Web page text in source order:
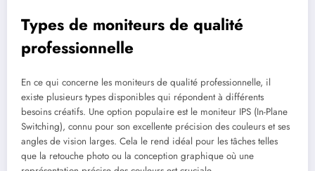
Types de moniteurs de qualité
professionnelle
En ce qui concerne les moniteurs de qualité professionnelle, il
existe plusieurs types disponibles qui répondent à différents
besoins créatifs. Une option populaire est le moniteur IPS (In-Plane
Switching), connu pour son excellente précision des couleurs et ses
angles de vision larges. Cela le rend idéal pour les tâches telles
que la retouche photo ou la conception graphique où une